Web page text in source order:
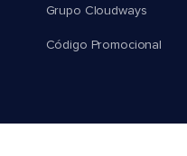
Grupo Cloudways
Código Promocional